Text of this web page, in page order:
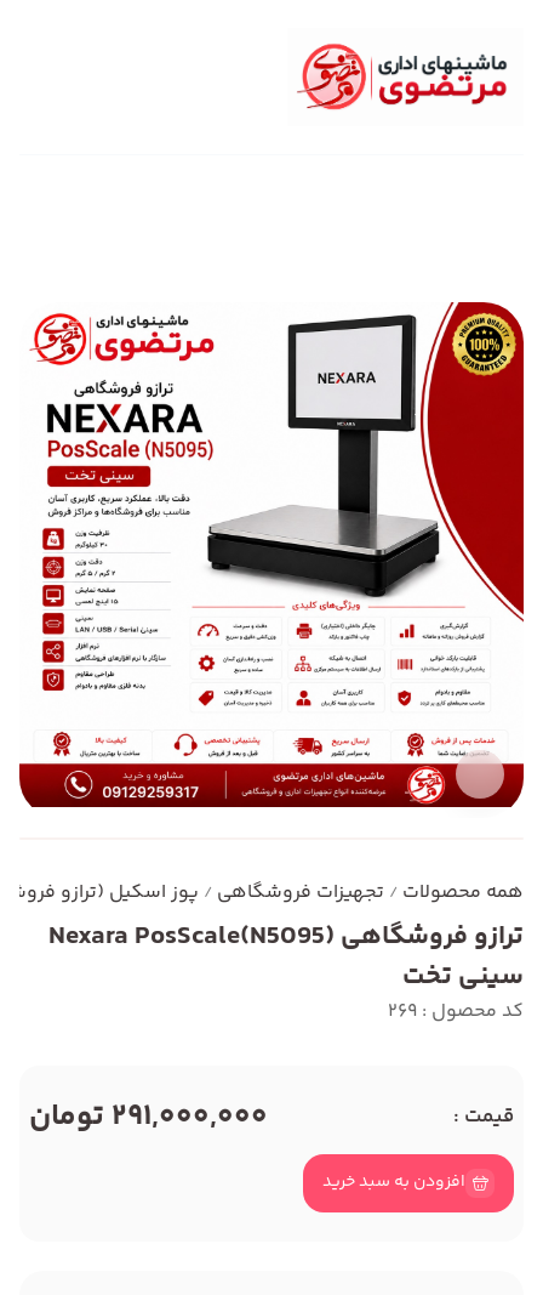
همه محصولات / تجهیزات فروشگاهی / پوز اسکیل (ترازو
ترازو فروشگاهی Nexara PosScale(N5095)
سینی تخت
کد محصول : 269
قیمت : 291,000,000 تومان
افزودن به سبد خرید